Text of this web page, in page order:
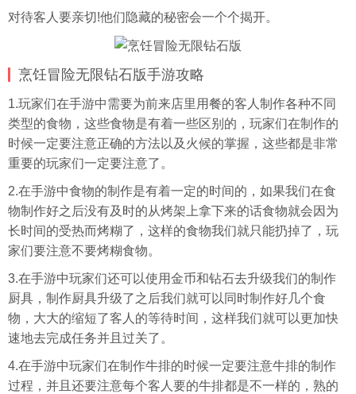
对待客人要亲切!他们隐藏的秘密会一个个揭开。
烹饪冒险无限钻石版手游攻略
1.玩家们在手游中需要为前来店里用餐的客人制作各种不同
类型的食物，这些食物是有着一些区别的，玩家们在制作的
时候一定要注意正确的方法以及火候的掌握，这些都是非常
重要的玩家们一定要注意了。
2.在手游中食物的制作是有着一定的时间的，如果我们在食
物制作好之后没有及时的从烤架上拿下来的话食物就会因为
长时间的受热而烤糊了，这样的食物我们就只能扔掉了，玩
家们要注意不要烤糊食物。
3.在手游中玩家们还可以使用金币和钻石去升级我们的制作
厨具，制作厨具升级了之后我们就可以同时制作好几个食
物，大大的缩短了客人的等待时间，这样我们就可以更加快
速地去完成任务并且过关了。
4.在手游中玩家们在制作牛排的时候一定要注意牛排的制作
过程，并且还要注意每个客人要的牛排都是不一样的，熟的